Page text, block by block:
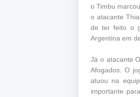
o Timbu
o atacante
de ter feito o
Argentina em
Já o atacante
Afogados. O
atuou na
importante